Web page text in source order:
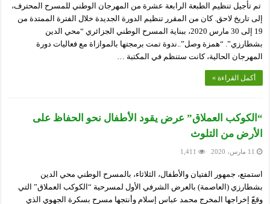
تم تأجيل تنظيم الطبعة الرابعة عشرة من المهرجان الوطني للمسرح المحترف،
إلى تاريخ لاحق. كان من المقرر تنظيم الدورة الجديدة خلال الفترة الممتدة من
19 إلى 30 مارس 2020، ببناية المسرح الوطني الجزائري “محي الدين
بشطارزي”. “همزة وصل”..ندوة تمت برمجتها بالموازاة مع فعاليات دورة
المهرجان الحالية، كانت ستنظم في المكتبة …
أكمل القراءة »
“الكوكب العملاق” عرض يقود الأطفال نحو الحفاظ على
الأرض من التلوث
11 مارس، 2020 1,411
استمتع، جمهور الفتيان والأطفال، الثلاثاء، بالمسرح الوطني محي الدين
بشطارزي (العاصمة) بالعرض الشرفي الأول لمسرحية “الكوكب العملاق” التي
وقعّ إخراجها المخرج محمد عباس إسلام وأنتجها مسرح بسكرة الجهوي الذي